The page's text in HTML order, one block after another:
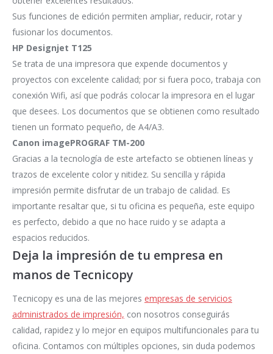
Sus funciones de edición permiten ampliar, reducir, rotar y
fusionar los documentos.
HP Designjet T125
Se trata de una impresora que expende documentos y
proyectos con excelente calidad; por si fuera poco, trabaja con
conexión Wifi, así que podrás colocar la impresora en el lugar
que desees. Los documentos que se obtienen como resultado
tienen un formato pequeño, de A4/A3.
Canon imagePROGRAF TM-200
Gracias a la tecnología de este artefacto se obtienen líneas y
trazos de excelente color y nitidez. Su sencilla y rápida
impresión permite disfrutar de un trabajo de calidad. Es
importante resaltar que, si tu oficina es pequeña, este equipo
es perfecto, debido a que no hace ruido y se adapta a
espacios reducidos.
Deja la impresión de tu empresa en
manos de Tecnicopy
Tecnicopy es una de las mejores empresas de servicios
administrados de impresión, con nosotros conseguirás
calidad, rapidez y lo mejor en equipos multifuncionales para tu
oficina. Contamos con múltiples opciones, sin duda podemos